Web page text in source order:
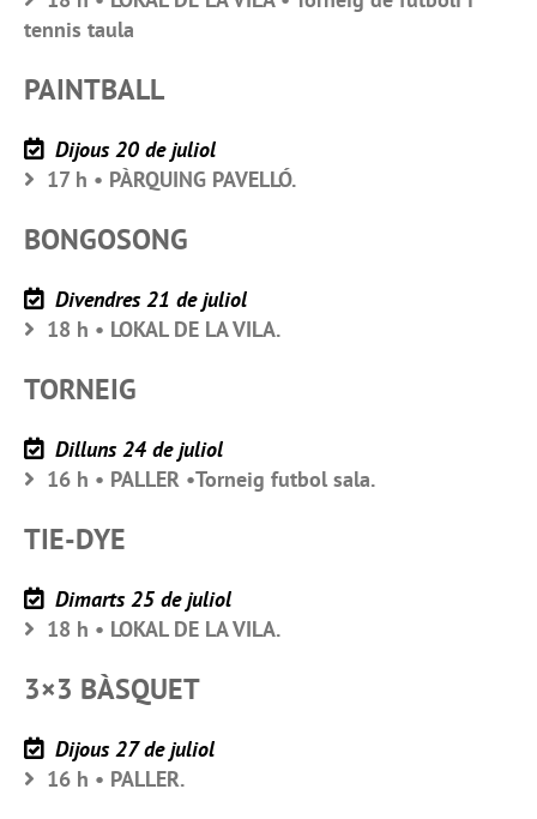
tennis taula
PAINTBALL
Dijous 20 de juliol
17 h • PÀRQUING PAVELLÓ.
BONGOSONG
Divendres 21 de juliol
18 h • LOKAL DE LA VILA.
TORNEIG
Dilluns 24 de juliol
16 h • PALLER •Torneig futbol sala.
TIE-DYE
Dimarts 25 de juliol
18 h • LOKAL DE LA VILA.
3×3 BÀSQUET
Dijous 27 de juliol
16 h • PALLER.